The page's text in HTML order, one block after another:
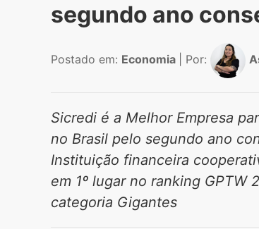
segundo ano
Postado em: Economia | Por:
Sicredi é a Melhor Empresa
no Brasil pelo segundo ano
Instituição financeira
em 1º lugar no ranking GPTW
categoria Gigantes